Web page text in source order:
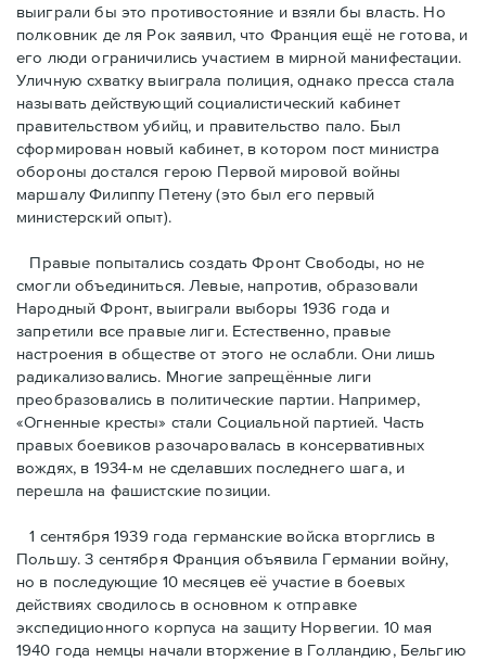
выиграли бы это противостояние и взяли бы власть. Но
полковник де ля Рок заявил, что Франция ещё не готова, и
его люди ограничились участием в мирной манифестации.
Уличную схватку выиграла полиция, однако пресса стала
называть действующий социалистический кабинет
правительством убийц, и правительство пало. Был
сформирован новый кабинет, в котором пост министра
обороны достался герою Первой мировой войны
маршалу Филиппу Петену (это был его первый
министерский опыт).
Правые пoпытались создать Фронт Свободы, но не
смогли объединиться. Левые, напротив, образовали
Народный Фронт, выиграли выборы 1936 года и
запретили все правые лиги. Естественно, правые
настроения в обществе от этого не ослабли. Они лишь
радикализовались. Многие запрещённые лиги
преобразовались в политические партии. Например,
«Огненные кресты» стали Социальной партией. Часть
правых боевиков разочаровалась в консервативных
вождях, в 1934-м не сделавших последнего шага, и
перешла на фашистские позиции.
1 сентября 1939 года германские войска вторглись в
Польшу. 3 сентября Франция объявила Германии войну,
но в последующие 10 месяцев её участие в боевых
действиях сводилось в основном к отправке
экспедиционного корпуса на защиту Норвегии. 10 мая
1940 года немцы начали вторжение в Голландию, Бельгию